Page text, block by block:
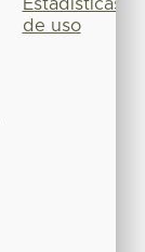
Estadísticas
de uso